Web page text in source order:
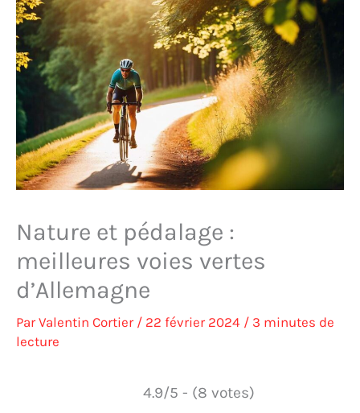
Nature et pédalage :
meilleures voies vertes
d’Allemagne
ParValentin Cortier / 22 février 2024 / 3 minutes de
lecture
4.9/5 - (8 votes)